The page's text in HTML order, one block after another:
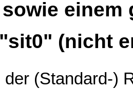
einem
(nicht
der (Standard-)